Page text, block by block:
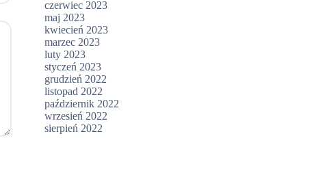
czerwiec 2023
maj 2023
kwiecień 2023
marzec 2023
luty 2023
styczeń 2023
grudzień 2022
listopad 2022
październik 2022
wrzesień 2022
sierpień 2022